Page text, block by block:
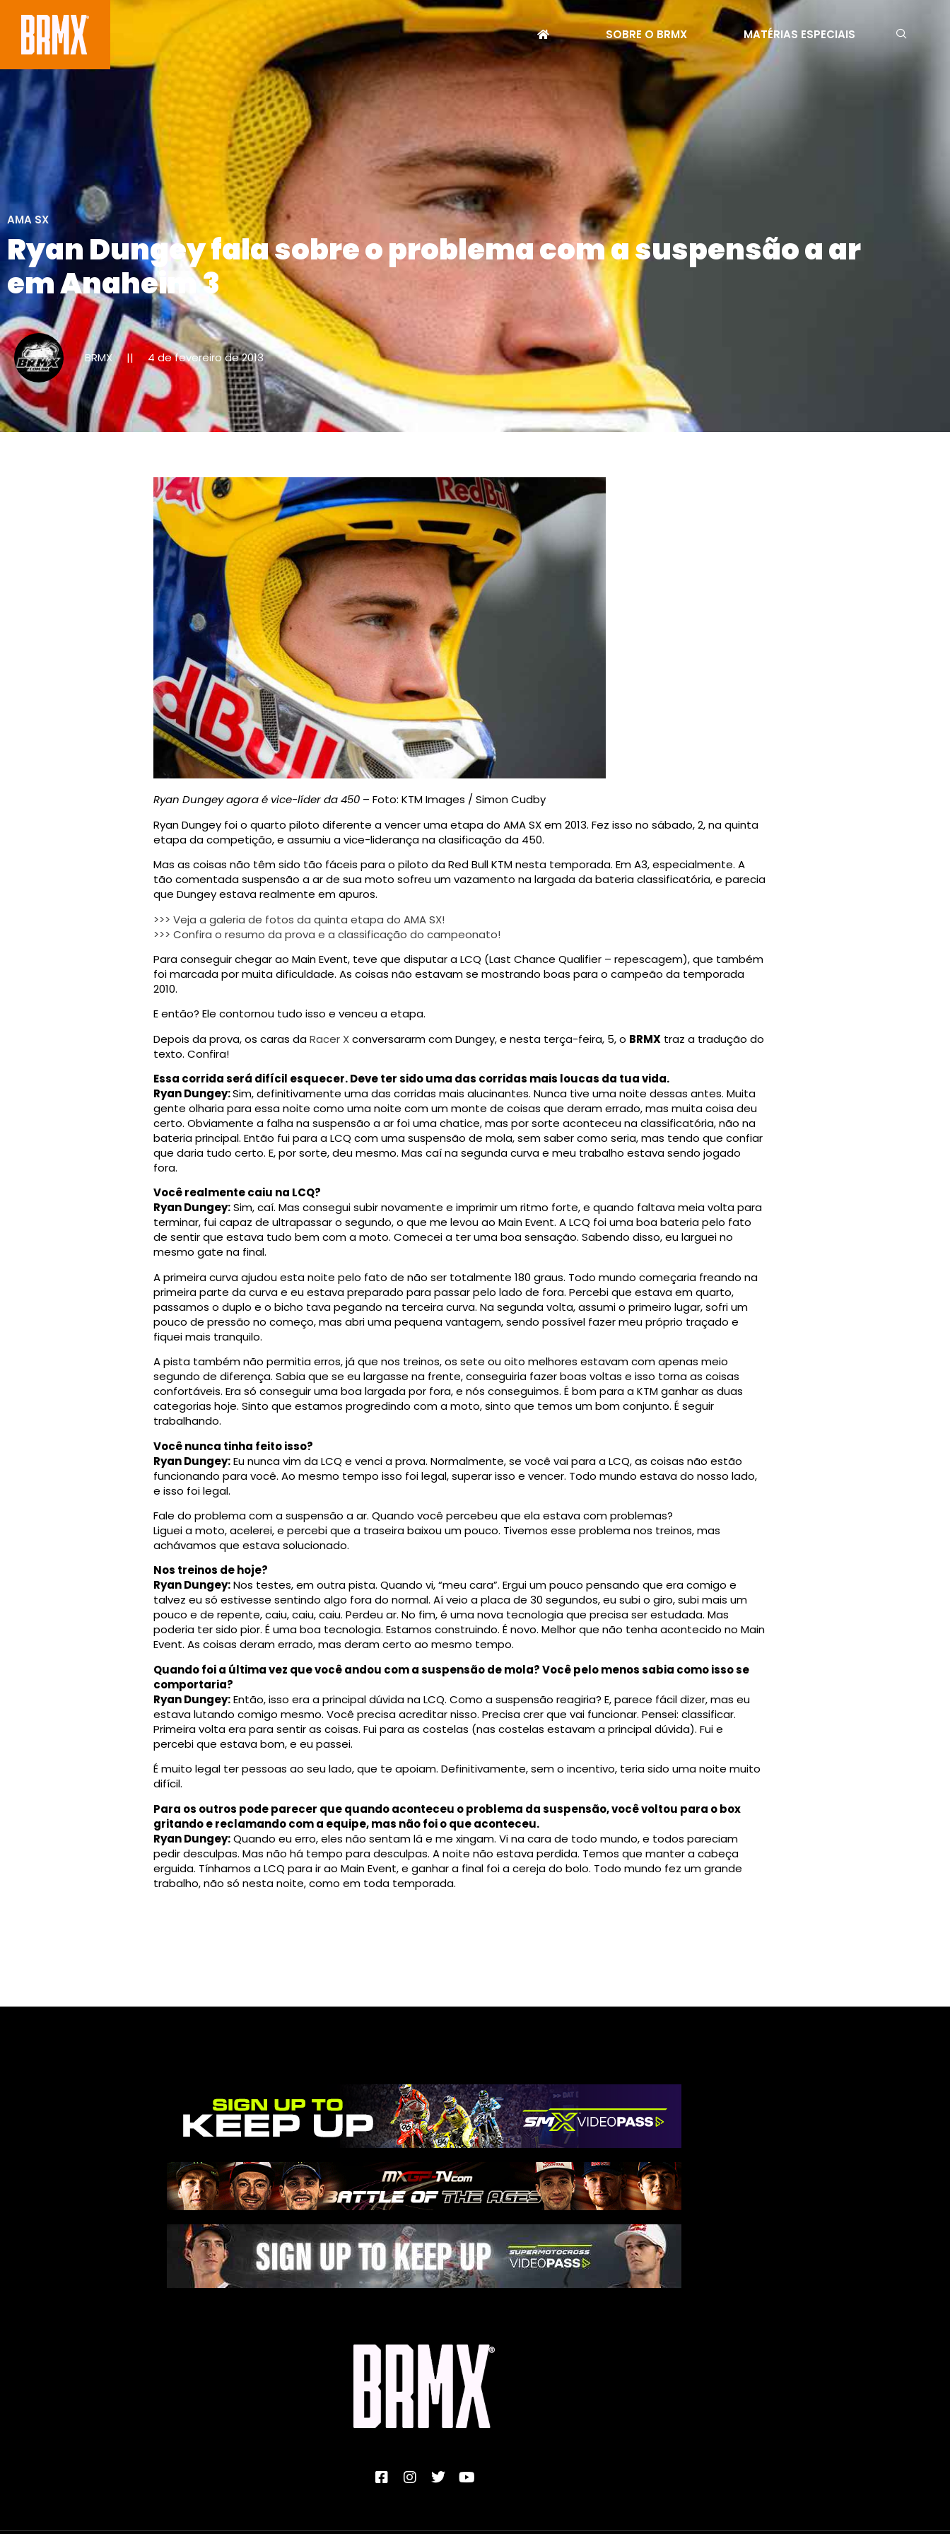
SOBRE O BRMX MATÉRIAS ESPECIAIS
AMA SX
Ryan Dungey fala sobre o problema com a suspensão a ar
em Anaheim 3
BRMX || 4 de fevereiro de 2013
Ryan Dungey agora é vice-líder da 450– Foto: KTM Images / Simon Cudby
Ryan Dungey foi o quarto piloto diferente a vencer uma etapa do AMA SX em 2013. Fez isso no sábado, 2, na quinta
etapa da competição, e assumiu a vice-liderança na clasificação da 450.
Mas as coisas não têm sido tão fáceis para o piloto da Red Bull KTM nesta temporada. Em A3, especialmente. A
tão comentada suspensão a ar de sua moto sofreu um vazamento na largada da bateria classificatória, e parecia
que Dungey estava realmente em apuros.
>>> Veja a galeria de fotos da quinta etapa do AMA SX!
>>> Confira o resumo da prova e a classificação do campeonato!
Para conseguir chegar ao Main Event, teve que disputar a LCQ (Last Chance Qualifier – repescagem), que também
foi marcada por muita dificuldade. As coisas não estavam se mostrando boas para o campeão da temporada
2010.
E então? Ele contornou tudo isso e venceu a etapa.
Depois da prova, os caras daRacer Xconversararm com Dungey, e nesta terça-feira, 5, o BRMXtraz a tradução do
texto. Confira!
Essa corrida será difícil esquecer. Deve ter sido uma das corridas mais loucas da tua vida.
Ryan Dungey:Sim, definitivamente uma das corridas mais alucinantes. Nunca tive uma noite dessas antes. Muita
gente olharia para essa noite como uma noite com um monte de coisas que deram errado, mas muita coisa deu
certo. Obviamente a falha na suspensão a ar foi uma chatice, mas por sorte aconteceu na classificatória, não na
bateria principal. Então fui para a LCQ com uma suspensão de mola, sem saber como seria, mas tendo que confiar
que daria tudo certo. E, por sorte, deu mesmo. Mas caí na segunda curva e meu trabalho estava sendo jogado
fora.
Você realmente caiu na LCQ?
Ryan Dungey:Sim, caí. Mas consegui subir novamente e imprimir um ritmo forte, e quando faltava meia volta para
terminar, fui capaz de ultrapassar o segundo, o que me levou ao Main Event. A LCQ foi uma boa bateria pelo fato
de sentir que estava tudo bem com a moto. Comecei a ter uma boa sensação. Sabendo disso, eu larguei no
mesmo gate na final.
A primeira curva ajudou esta noite pelo fato de não ser totalmente 180 graus. Todo mundo começaria freando na
primeira parte da curva e eu estava preparado para passar pelo lado de fora. Percebi que estava em quarto,
passamos o duplo e o bicho tava pegando na terceira curva. Na segunda volta, assumi o primeiro lugar, sofri um
pouco de pressão no começo, mas abri uma pequena vantagem, sendo possível fazer meu próprio traçado e
fiquei mais tranquilo.
A pista também não permitia erros, já que nos treinos, os sete ou oito melhores estavam com apenas meio
segundo de diferença. Sabia que se eu largasse na frente, conseguiria fazer boas voltas e isso torna as coisas
confortáveis. Era só conseguir uma boa largada por fora, e nós conseguimos. É bom para a KTM ganhar as duas
categorias hoje. Sinto que estamos progredindo com a moto, sinto que temos um bom conjunto. É seguir
trabalhando.
Você nunca tinha feito isso?
Ryan Dungey:Eu nunca vim da LCQ e venci a prova. Normalmente, se você vai para a LCQ, as coisas não estão
funcionando para você. Ao mesmo tempo isso foi legal, superar isso e vencer. Todo mundo estava do nosso lado,
e isso foi legal.
Fale do problema com a suspensão a ar. Quando você percebeu que ela estava com problemas?
Liguei a moto, acelerei, e percebi que a traseira baixou um pouco. Tivemos esse problema nos treinos, mas
achávamos que estava solucionado.
Nos treinos de hoje?
Ryan Dungey:Nos testes, em outra pista. Quando vi, “meu cara”. Ergui um pouco pensando que era comigo e
talvez eu só estivesse sentindo algo fora do normal. Aí veio a placa de 30 segundos, eu subi o giro, subi mais um
pouco e de repente, caiu, caiu, caiu. Perdeu ar. No fim, é uma nova tecnologia que precisa ser estudada. Mas
poderia ter sido pior. É uma boa tecnologia. Estamos construindo. É novo. Melhor que não tenha acontecido no Main
Event. As coisas deram errado, mas deram certo ao mesmo tempo.
Quando foi a última vez que você andou com a suspensão de mola? Você pelo menos sabia como isso se
comportaria?
Ryan Dungey:Então, isso era a principal dúvida na LCQ. Como a suspensão reagiria? E, parece fácil dizer, mas eu
estava lutando comigo mesmo. Você precisa acreditar nisso. Precisa crer que vai funcionar. Pensei: classificar.
Primeira volta era para sentir as coisas. Fui para as costelas (nas costelas estavam a principal dúvida). Fui e
percebi que estava bom, e eu passei.
É muito legal ter pessoas ao seu lado, que te apoiam. Definitivamente, sem o incentivo, teria sido uma noite muito
difícil.
Para os outros pode parecer que quando aconteceu o problema da suspensão, você voltou para o box
gritando e reclamando com a equipe, mas não foi o que aconteceu.
Ryan Dungey:Quando eu erro, eles não sentam lá e me xingam. Vi na cara de todo mundo, e todos pareciam
pedir desculpas. Mas não há tempo para desculpas. A noite não estava perdida. Temos que manter a cabeça
erguida. Tínhamos a LCQ para ir ao Main Event, e ganhar a final foi a cereja do bolo. Todo mundo fez um grande
trabalho, não só nesta noite, como em toda temporada.